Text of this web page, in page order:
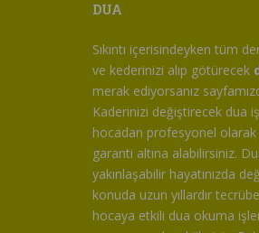
DUA
Sıkıntı içerisindeyken tüm
ve kederinizi alıp götürecek
merak ediyorsanız
Kaderinizi değiştirecek dua
hocadan profesyonel olarak
garanti altına alabilirsiniz.
yakınlaşabilir hayatınızda
konuda uzun yıllardır
hocaya etkili dua okuma